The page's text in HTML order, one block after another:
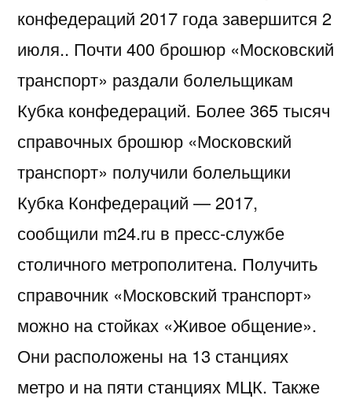
конфедераций 2017 года завершится 2
июля.. Почти 400 брошюр «Московский
транспорт» раздали болельщикам
Кубка конфедераций. Более 365 тысяч
справочных брошюр «Московский
транспорт» получили болельщики
Кубка Конфедераций — 2017,
сообщили m24.ru в пресс-службе
столичного метрополитена. Получить
справочник «Московский транспорт»
можно на стойках «Живое общение».
Они расположены на 13 станциях
метро и на пяти станциях МЦК. Также